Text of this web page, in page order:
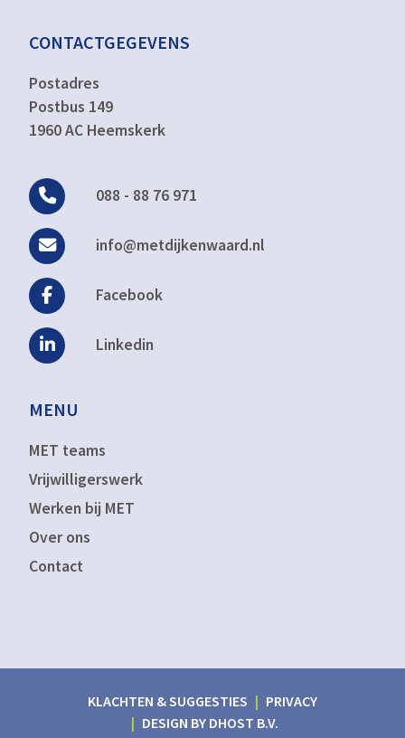
CONTACTGEGEVENS
Postadres
Postbus 149
1960 AC Heemskerk
088 - 88 76 971
info@metdijkenwaard.nl
Facebook
Linkedin
MENU
MET teams
Vrijwilligerswerk
Werken bij MET
Over ons
Contact
KLACHTEN & SUGGESTIES
PRIVACY
DESIGN BY DHOST B.V.